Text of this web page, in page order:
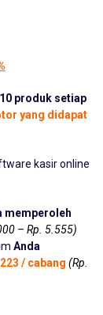
produk setiap
yang didapat
kasir online
memperoleh
– Rp. 5.555)
Anda
/ cabang (Rp.